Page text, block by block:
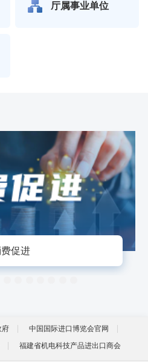
厅属事业单位
促进
府
中国国际进口博览会官网
福建省机电科技产品进出口商会